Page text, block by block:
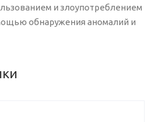
и злоупотреблением
обнаружения аномалий и